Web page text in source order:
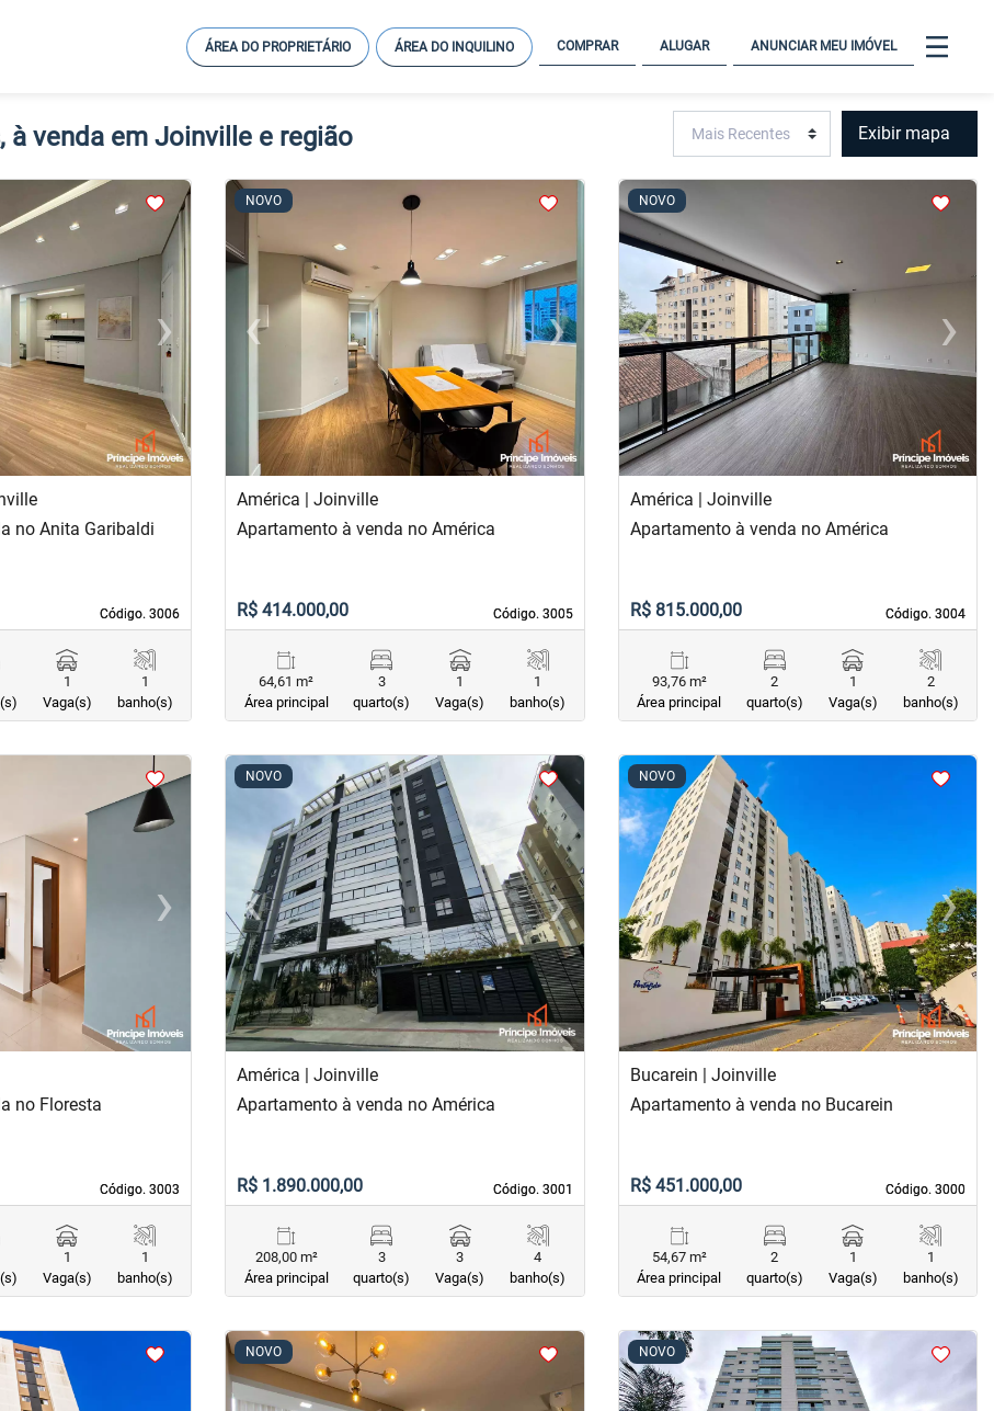
ÁREA DO PROPRIETÁRIO ÁREA DO INQUILINO COMPRAR ALUGAR ANUNCIAR MEU IMÓVEL
à venda em Joinville e região Exibir mapa
›Next
Código. 3006
Código. 3006
no Anita Garibaldi
1
Vaga(s)
1
banho(s)
NOVO
<<<<
‹Previous ›Next
América | Joinville
Código. 3005
Código. 3005
Apartamento à venda no América
R$ 414.000,00
64,61 m²
Área principal
3
quarto(s)
1
Vaga(s)
1
banho(s)
NOVO
< <<<
‹Previous ›Next
América | Joinville
Código. 3004
Código. 3004
Apartamento à venda no América
R$ 815.000,00
93,76 m²
Área principal
2
quarto(s)
1
Vaga(s)
2
banho(s)
›Next
Código. 3003
Código. 3003
no Floresta
1
Vaga(s)
1
banho(s)
NOVO
<<<<
‹Previous ›Next
América | Joinville
Código. 3001
Código. 3001
Apartamento à venda no América
R$ 1.890.000,00
208,00 m²
Área principal
3
quarto(s)
3
Vaga(s)
4
banho(s)
NOVO
< <<<
‹Previous ›Next
Bucarein | Joinville
Código. 3000
Código. 3000
Apartamento à venda no Bucarein
R$ 451.000,00
54,67 m²
Área principal
2
quarto(s)
1
Vaga(s)
1
banho(s)
NOVO
<<<< NOVO
<<<